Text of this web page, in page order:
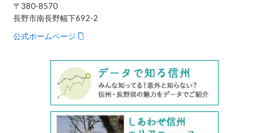
〒380-8570
長野市南長野幅下692-2
公式ホームページ